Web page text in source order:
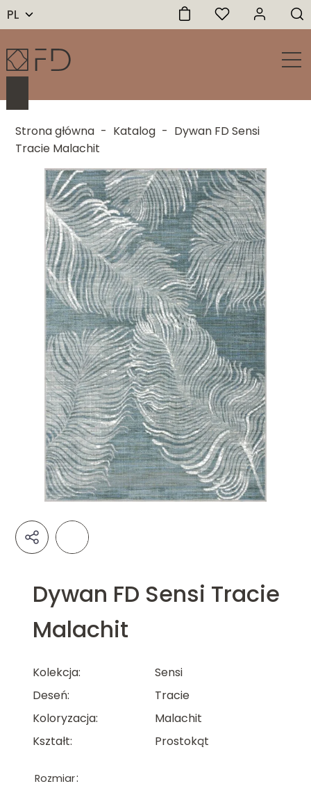
PL
Strona główna - Katalog - Dywan FD Sensi
Tracie Malachit
Dywan FD Sensi Tracie
Malachit
Kolekcja
Sensi
Deseń
Tracie
Koloryzacja
Malachit
Kształt
Prostokąt
Rozmiar